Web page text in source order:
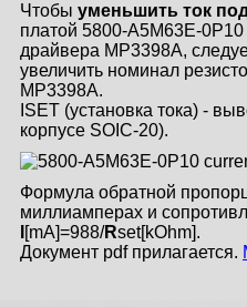
Чтобы уменьшить ток
платой 5800-A5M63E-
драйвера MP3398A,
увеличить номинал
MP3398A.
ISET (установка тока) -
корпусе SOIC-20).
Формула обратной
миллиамперах и
[mA]=988/Rset[kOhm].
Документ pdf прилагается.